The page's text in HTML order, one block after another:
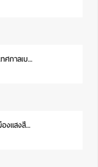
ศกาลเบ...
งแสงสี...